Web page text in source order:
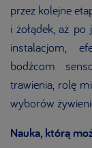
przez kolejne
i żołądek, aż
instalacjom,
bodźcom
trawienia, rolę
wyborów
Nauka, którą